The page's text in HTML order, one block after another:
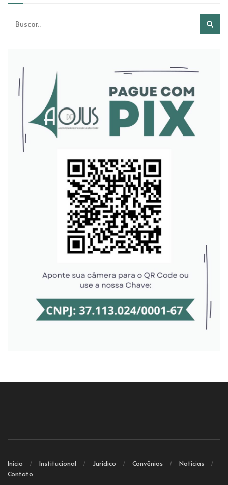
Início Institucional Jurídico Convênios
Notícias
Contato